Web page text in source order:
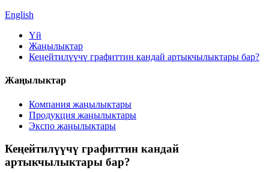
English
Үй
Жаңылыктар
Кеңейтилүүчү графиттин кандай артыкчылыктары бар?
Жаңылыктар
Компания жаңылыктары
Продукция жаңылыктары
Экспо жаңылыктары
Кеңейтилүүчү графиттин кандай
артыкчылыктары бар?